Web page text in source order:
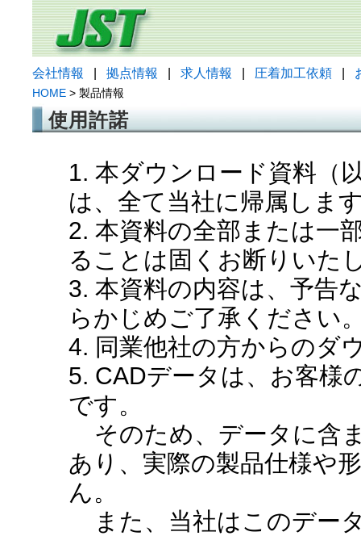
会社情報 拠点情報 求人情報 圧着加工依頼
HOME > 製品情報
使用許諾
1. 本ダウンロード資料（
は、全て当社に帰属しま
2. 本資料の全部または一
ることは固くお断りいた
3. 本資料の内容は、予告
らかじめご了承ください
4. 同業他社の方からのダ
5. CADデータは、お客様
です。
そのため、データに含
あり、実際の製品仕様や
ん。
また、当社はこのデー